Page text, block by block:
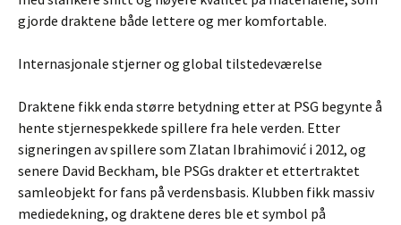
gjorde draktene både lettere og mer komfortable.
Internasjonale stjerner og global tilstedeværelse
Draktene fikk enda større betydning etter at PSG begynte å
hente stjernespekkede spillere fra hele verden. Etter
signeringen av spillere som Zlatan Ibrahimović i 2012, og
senere David Beckham, ble PSGs drakter et ettertraktet
samleobjekt for fans på verdensbasis. Klubben fikk massiv
mediedekning, og draktene deres ble et symbol på